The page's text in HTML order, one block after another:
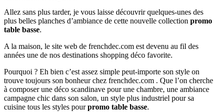
Allez sans plus tarder, je vous laisse découvrir quelques-unes des
plus belles planches d’ambiance de cette nouvelle collection promo
table basse.
A la maison, le site web de frenchdec.com est devenu au fil des
années une de nos destinations shopping déco favorite.
Pourquoi ? Eh bien c’est assez simple peut-importe son style on
trouve toujours son bonheur chez frenchdec.com . Que l’on cherche
à composer une déco scandinave pour une chambre, une ambiance
campagne chic dans son salon, un style plus industriel pour sa
cuisine tous les styles pourpromo table basse.